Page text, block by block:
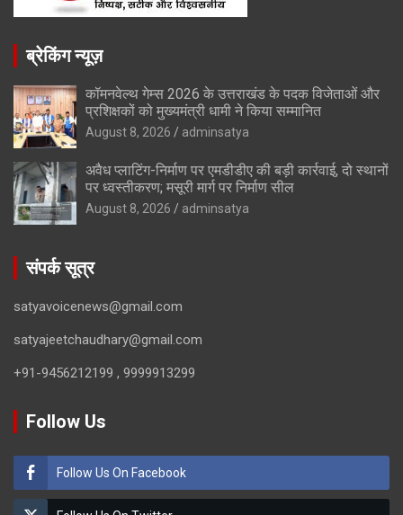
ब्रेकिंग न्यूज़
कॉमनवेल्थ गेम्स 2026 के उत्तराखंड के पदक विजेताओं और
प्रशिक्षकों को मुख्यमंत्री धामी ने किया सम्मानित
August 8, 2026 adminsatya
अवैध प्लाटिंग-निर्माण पर एमडीडीए की बड़ी कार्रवाई, दो स्थानों
पर ध्वस्तीकरण; मसूरी मार्ग पर निर्माण सील
August 8, 2026 adminsatya
संपर्क सूत्र
satyavoicenews@gmail.com
satyajeetchaudhary@gmail.com
+91-9456212199 , 9999913299
Follow Us
Follow Us On Facebook